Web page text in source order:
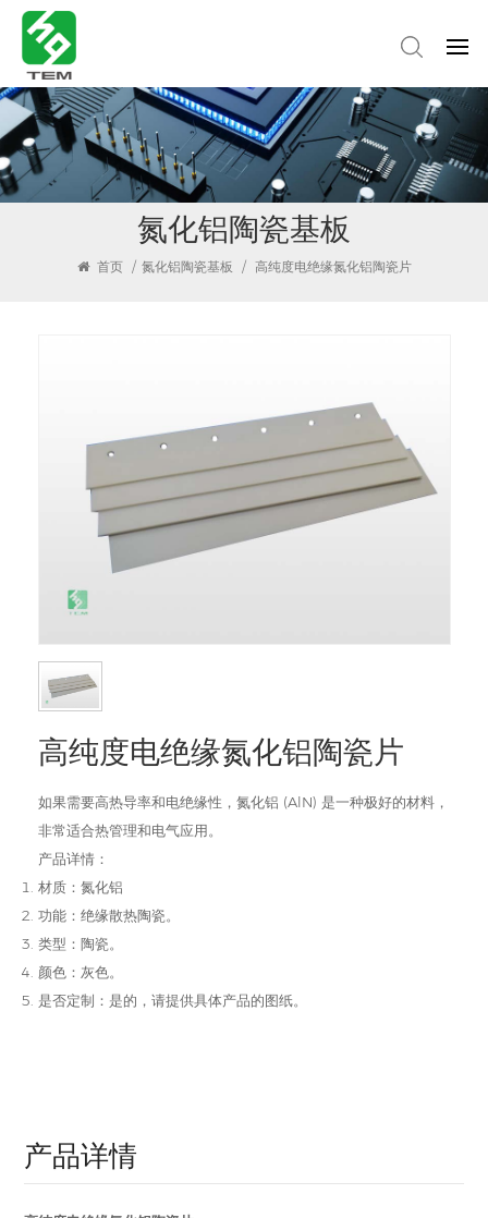
氮化铝陶瓷基板
首页 / 氮化铝陶瓷基板 / 高纯度电绝缘氮化铝陶瓷片
高纯度电绝缘氮化铝陶瓷片
如果需要高热导率和电绝缘性，氮化铝 (AlN) 是一种极好的材料，
非常适合热管理和电气应用。
产品详情：
材质：氮化铝
功能：绝缘散热陶瓷。
类型：陶瓷。
颜色：灰色。
是否定制：是的，请提供具体产品的图纸。
产品详情